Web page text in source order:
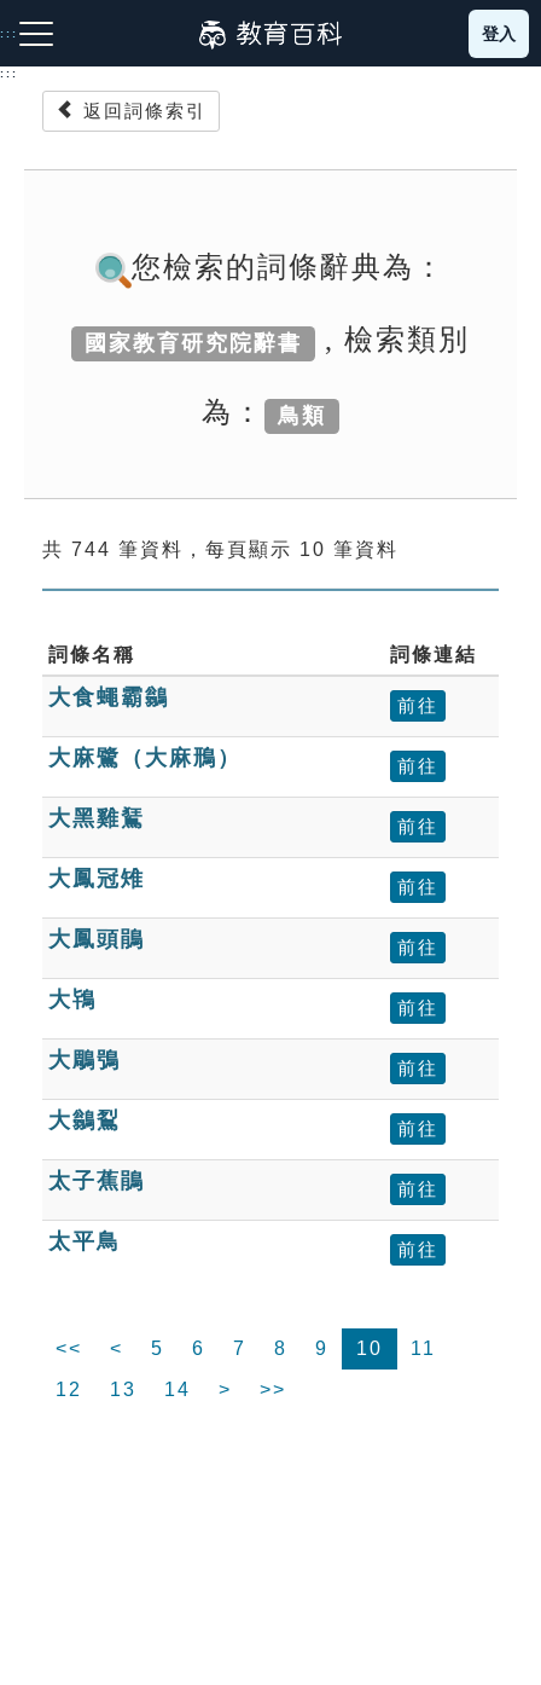
到
主
:::
成語故事
索引選單
單字索引
生命大百科索引
遊戲專區
教學應用
貓頭鷹博士
登入
:::
返回詞條索引
您檢索的詞條辭典為：
國家教育研究院辭書 , 檢索類別
為： 鳥類
共 744 筆資料，每頁顯示 10 筆資料
詞條名稱 詞條連結
大食蠅霸鶲 前往
大麻鷺（大麻鳽） 前往
大黑雞鵟 前往
大鳳冠雉 前往
大鳳頭鵑 前往
大鴇 前往
大鵰鴞 前往
大鶲鴷 前往
太子蕉鵑 前往
太平鳥 前往
<< < 5 6 7 8 9 10
11
12
13 14 > >>